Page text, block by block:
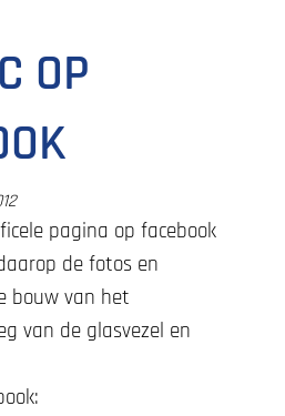
OP
pagina op facebook
de fotos en
bouw van het
van de glasvezel en